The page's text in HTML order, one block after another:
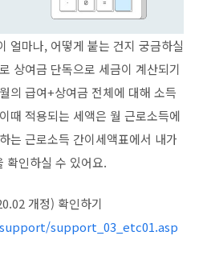
얼마나, 어떻게 붙는 건지 궁금하실
상여금 단독으로 세금이 계산되기
의 급여+상여금 전체에 대해 소득
때 적용되는 세액은 월 근로소득에
는 근로소득 간이세액표에서 내가
확인하실 수 있어요.
개정) 확인하기
support_03_etc01.asp